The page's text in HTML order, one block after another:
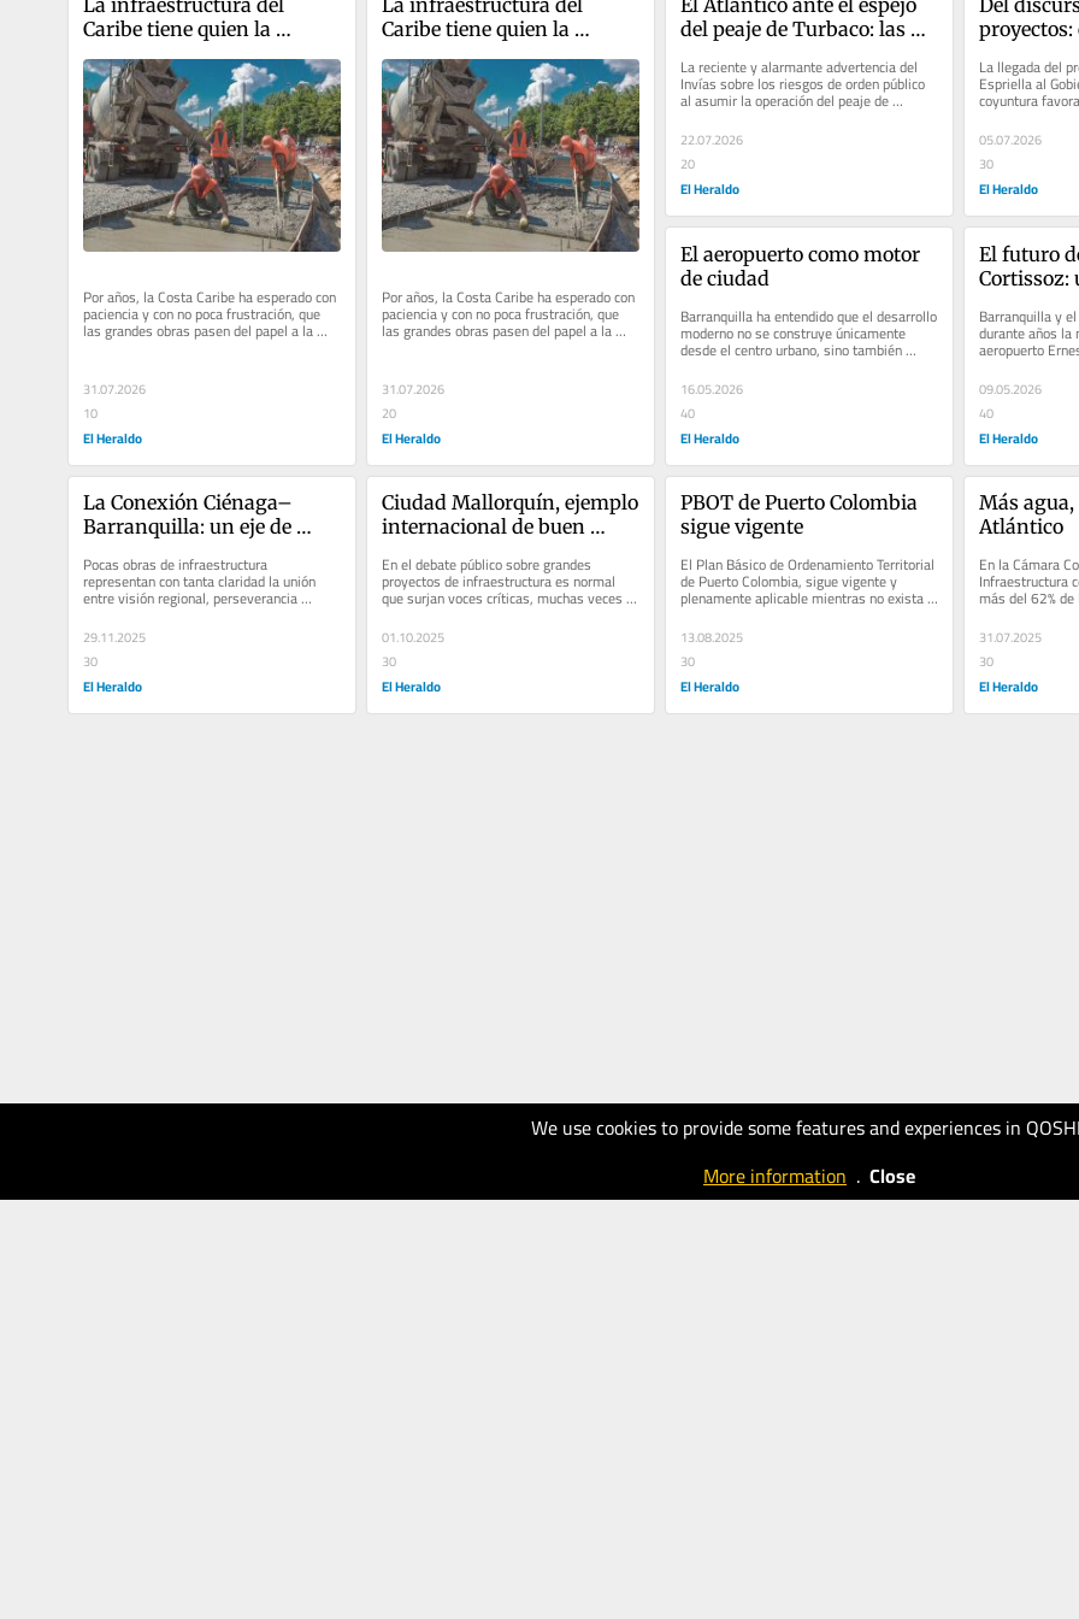
We use cookies to provide some features and experiences in
More information . Close
Caribe tiene quien la
Por años, la Costa Caribe ha esperado con
paciencia y con no poca frustración, que
las grandes obras pasen del papel a la
realidad. No hablamos...
31.07.2026
10
El Heraldo
Caribe tiene quien la
Por años, la Costa Caribe ha esperado con
paciencia y con no poca frustración, que
las grandes obras pasen del papel a la
realidad. No hablamos...
31.07.2026
20
El Heraldo
del peaje de Turbaco: las
aplausos
La reciente y alarmante advertencia del
Invías sobre los riesgos de orden público
al asumir la operación del peaje de
Turbaco este 22 de julio de...
22.07.2026
20
El Heraldo
proyectos:
del Caribe
La llegada del
Espriella al
coyuntura
colombiano.
05.07.2026
30
El Heraldo
El aeropuerto como motor
de ciudad
Barranquilla ha entendido que el desarrollo
moderno no se construye únicamente
desde el centro urbano, sino también
desde sus nodos estratégicos....
16.05.2026
40
El Heraldo
El futuro
Cortissoz:
Barranquilla y
durante años la
aeropuerto
09.05.2026
40
El Heraldo
La Conexión Ciénaga–
Barranquilla: un eje de
colombiano
Pocas obras de infraestructura
representan con tanta claridad la unión
entre visión regional, perseverancia
institucional y compromiso colectivo...
29.11.2025
30
El Heraldo
Ciudad Mallorquín, ejemplo
internacional de buen
En el debate público sobre grandes
proyectos de infraestructura es normal
que surjan voces críticas, muchas veces
legítimas, y algunas cargadas de...
01.10.2025
30
El Heraldo
PBOT de Puerto Colombia
sigue vigente
El Plan Básico de Ordenamiento Territorial
de Puerto Colombia, sigue vigente y
plenamente aplicable mientras no exista
una decisión judicial...
13.08.2025
30
El Heraldo
Más
Atlántico
En la Cámara
Infraestructura
más del 62%
megaproyecto...
31.07.2025
30
El Heraldo